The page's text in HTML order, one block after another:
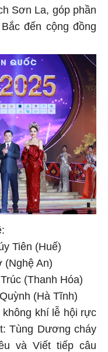
Sơn La, góp phần
đến cộng đồng
Tiên (Huế)
(Nghệ An)
(Thanh Hóa)
(Hà Tĩnh)
khí lễ hội rực
Tùng Dương cháy
và Viết tiếp câu